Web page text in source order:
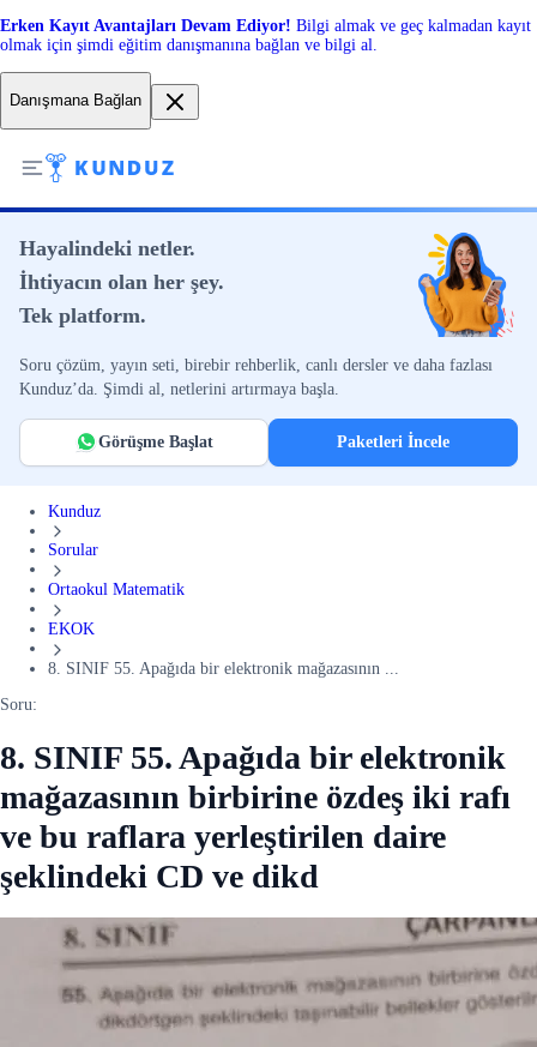
Erken Kayıt Avantajları Devam Ediyor! Bilgi almak ve geç kalmadan kayıt
olmak için şimdi eğitim danışmanına bağlan ve bilgi al.
Danışmana Bağlan
Hayalindeki netler.
İhtiyacın olan her şey.
Tek platform.
Soru çözüm, yayın seti, birebir rehberlik, canlı dersler ve daha fazlası
Kunduz’da. Şimdi al, netlerini artırmaya başla.
Görüşme Başlat Paketleri İncele
Kunduz
Sorular
Ortaokul Matematik
EKOK
8. SINIF 55. Apağıda bir elektronik mağazasının ...
Soru:
8. SINIF 55. Apağıda bir elektronik
mağazasının birbirine özdeş iki rafı
ve bu raflara yerleştirilen daire
şeklindeki CD ve dikd